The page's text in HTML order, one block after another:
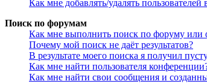
Как мне добавлять/удалять
Поиск по форумам
Как мне выполнить поиск по форуму или
Почему мой поиск не даёт результатов?
В результате моего поиска я получил
Как мне найти пользователя
Как мне найти свои сообщения и